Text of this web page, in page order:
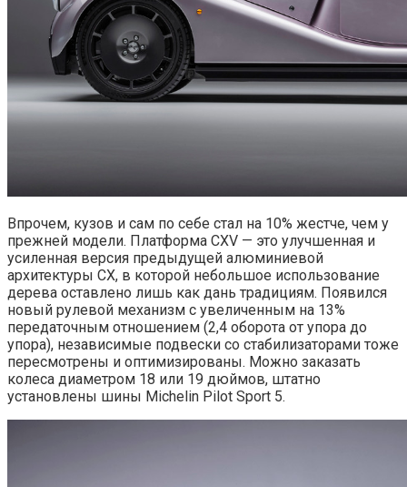
Впрочем, кузов и сам по себе стал на 10% жестче, чем у
прежней модели. Платформа CXV — это улучшенная и
усиленная версия предыдущей алюминиевой
архитектуры CX, в которой небольшое использование
дерева оставлено лишь как дань традициям. Появился
новый рулевой механизм с увеличенным на 13%
передаточным отношением (2,4 оборота от упора до
упора), независимые подвески со стабилизаторами тоже
пересмотрены и оптимизированы. Можно заказать
колеса диаметром 18 или 19 дюймов, штатно
установлены шины Michelin Pilot Sport 5.